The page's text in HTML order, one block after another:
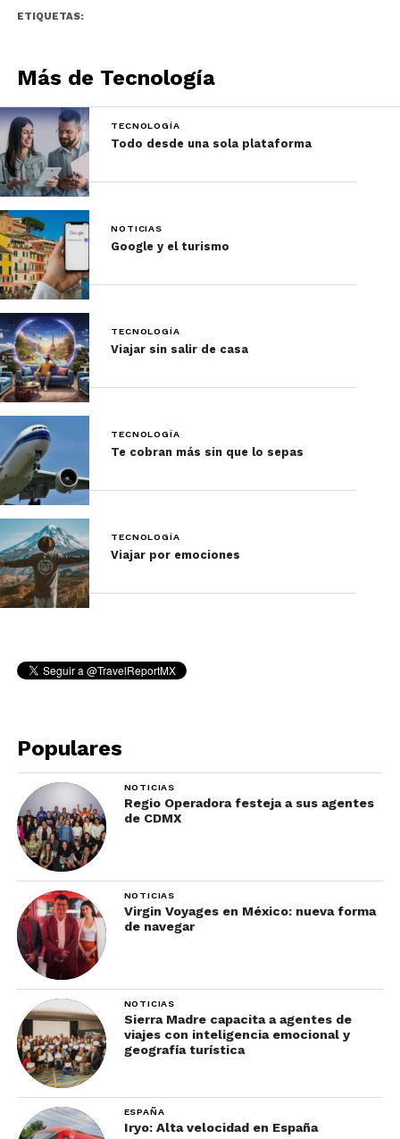
Descarga nuestra infografía aquí.
Mira nuestro video aquí.
La diferencia es que antes la representación
buscaba aproximarse a la realidad. Hoy, en muchos
casos, la está superando. El turismo se está
volviendo artificial.
No porque los destinos no existan, sino porque la
forma en que los percibimos, los elegimos y los
experimentamos está cada vez más mediada por
contenido generado, optimizado y manipulado
digitalmente.
Y ese cambio es profundo.
El auge del contenido
ETIQUETAS:
Más de Tecnología
TECNOLOGÍA
Todo desde una sola plataforma
NOTICIAS
Google y el turismo
TECNOLOGÍA
Viajar sin salir de casa
TECNOLOGÍA
Te cobran más sin que lo sepas
TECNOLOGÍA
Viajar por emociones
Populares
NOTICIAS
Regio Operadora festeja a sus agentes
de CDMX
NOTICIAS
Virgin Voyages en México: nueva forma
de navegar
NOTICIAS
Sierra Madre capacita a agentes de
viajes con inteligencia emocional y
geografía turística
ESPAÑA
Iryo: Alta velocidad en España